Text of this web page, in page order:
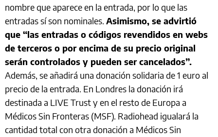
nombre que aparece en la entrada, por lo que las
entradas sí son nominales. Asimismo, se advirtió
que “las entradas o códigos revendidos en webs
de terceros o por encima de su precio original
serán controlados y pueden ser cancelados”.
Además, se añadirá una donación solidaria de 1 euro al
precio de la entrada. En Londres la donación irá
destinada a LIVE Trust y en el resto de Europa a
Médicos Sin Fronteras (MSF). Radiohead igualará la
cantidad total con otra donación a Médicos Sin